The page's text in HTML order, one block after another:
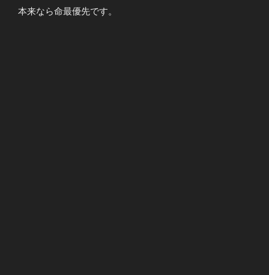
本来なら命最優先です。